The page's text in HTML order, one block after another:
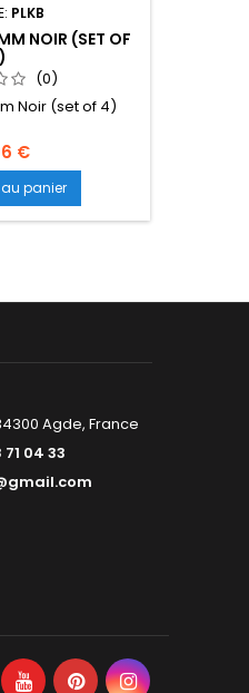
PLKB
NOIR (SET OF
(0)
Noir (set of 4)
€
panier
Agde, France
04 33